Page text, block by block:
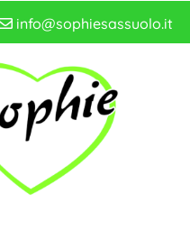
info@sophiesassuolo.it